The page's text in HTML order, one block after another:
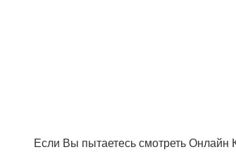
Если Вы пытаетесь смотреть Онлайн